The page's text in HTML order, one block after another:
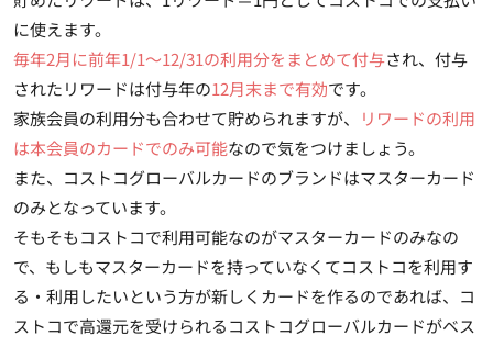
に使えます。
毎年2月に前年1/1～12/31の利用分をまとめて付与され、付与
されたリワードは付与年の12月末まで有効です。
家族会員の利用分も合わせて貯められますが、
リワードの利用
は本会員のカードでのみ可能なので気をつけましょう。
また、コストコグローバルカードのブランドはマスターカード
のみとなっています。
そもそもコストコで利用可能なのがマスターカードのみなの
で、もしもマスターカードを持っていなくてコストコを利用す
る・利用したいという方が新しくカードを作るのであれば、コ
ストコで高還元を受けられるコストコグローバルカードがベス